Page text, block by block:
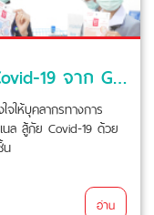
BPK9 ขอขอบคุณกำลังใจสู้ภัย Covid-19 จาก GQ Apparel
ให้บุคลากรทางการ
ล สู้ภัย Covid-19 ด้วย
อ่าน